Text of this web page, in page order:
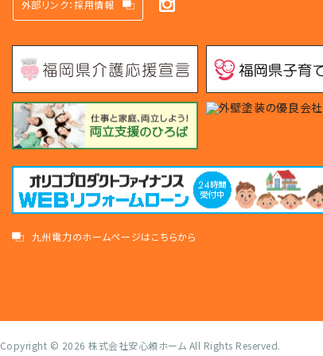
外部リンク：採用情報
九州電力のホームページはこちらから
Copyright © 2026 株式会社安心頼ホーム All Rights Reserved.